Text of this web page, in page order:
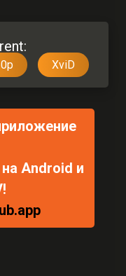
XviD
Android и